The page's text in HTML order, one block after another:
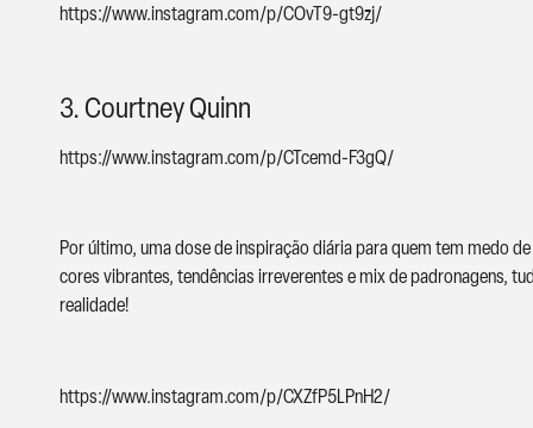
https://www.instagram.com/p/COvT9-gt9zj/
3. Courtney Quinn
https://www.instagram.com/p/CTcemd-F3gQ/
Por último, uma dose de inspiração diária para quem tem medo
cores vibrantes, tendências irreverentes e mix de padronagens,
realidade!
https://www.instagram.com/p/CXZfP5LPnH2/